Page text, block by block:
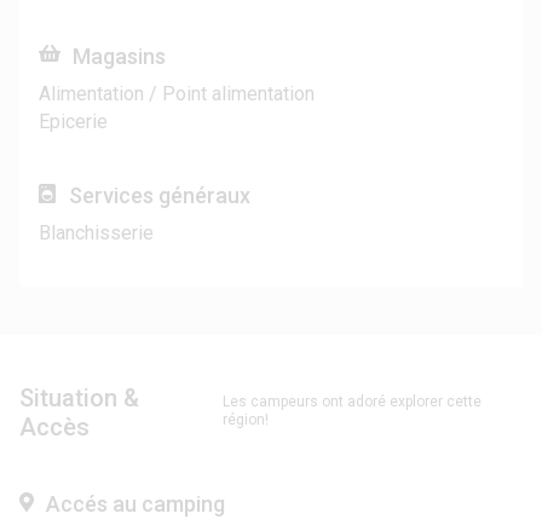
Magasins
Alimentation / Point alimentation
Epicerie
Services généraux
Blanchisserie
Situation &
Accès
Les campeurs ont adoré explorer cette
région!
Accés au camping